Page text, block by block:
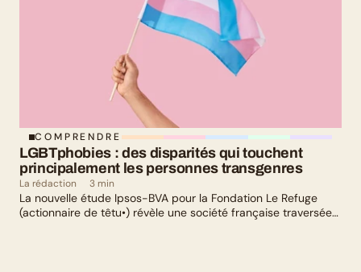
COMPRENDRE
LGBTphobies : des disparités qui touchent
principalement les personnes transgenres
La rédaction 3 min
La nouvelle étude Ipsos-BVA pour la Fondation Le Refuge
(actionnaire de têtu•) révèle une société française traversée